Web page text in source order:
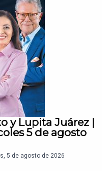
y Lupita Juárez |
5 de agosto
5 de agosto de 2026